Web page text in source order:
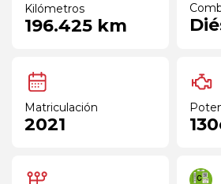
Kilómetros
196.425 km
Matriculación
2021